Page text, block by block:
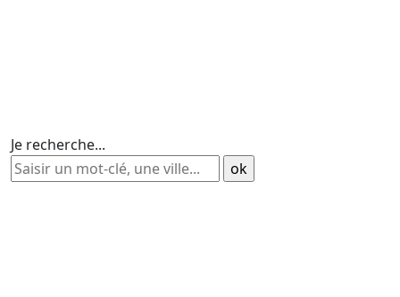
Je recherche...